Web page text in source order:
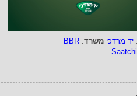
: יד מרדכי משרד:
BBR